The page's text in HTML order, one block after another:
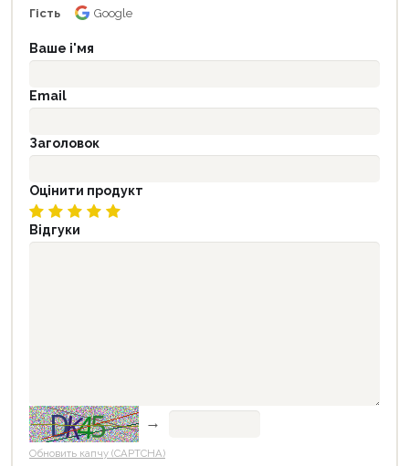
Гість Google
Ваше і'мя
Email
Заголовок
Оцінити продукт
Відгуки
→
Обновить капчу (CAPTCHA)